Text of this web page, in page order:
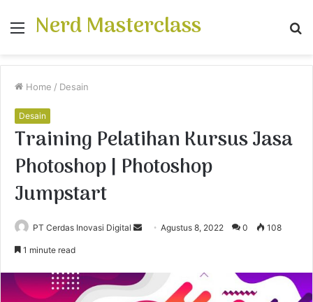
Menu
Nerd Masterclass
Home / Desain
Desain
Training Pelatihan Kursus Jasa
Photoshop | Photoshop
Jumpstart
PT Cerdas Inovasi Digital
d
a
Agustus 8, 2022 0 108
1 minute read